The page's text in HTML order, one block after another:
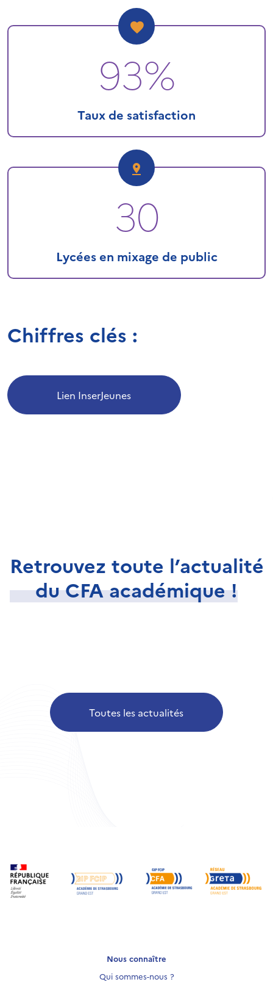
93%
Taux de satisfaction
30
Lycées en mixage de public
Chiffres clés :
Lien InserJeunes
Retrouvez toute l’actualité
du CFA académique !
Toutes les actualités
Nous connaître
Qui sommes-nous ?